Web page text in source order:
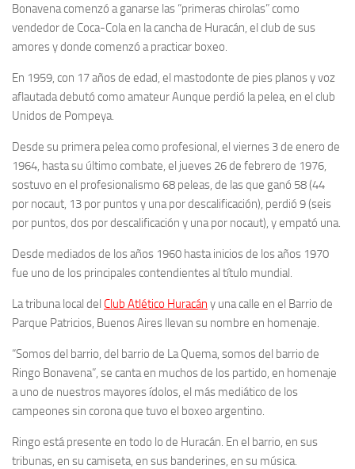
Bonavena comenzó a ganarse las “primeras chirolas” como
vendedor de Coca-Cola en la cancha de Huracán, el club de sus
amores y donde comenzó a practicar boxeo.
En 1959, con 17 años de edad, el mastodonte de pies planos y voz
aflautada debutó como amateur Aunque perdió la pelea, en el club
Unidos de Pompeya.
Desde su primera pelea como profesional, el viernes 3 de enero de
1964, hasta su último combate, el jueves 26 de febrero de 1976,
sostuvo en el profesionalismo 68 peleas, de las que ganó 58 (44
por nocaut, 13 por puntos y una por descalificación), perdió 9 (seis
por puntos, dos por descalificación y una por nocaut), y empató una.
Desde mediados de los años 1960 hasta inicios de los años 1970
fue uno de los principales contendientes al título mundial.
La tribuna local del Club Atlético Huracán y una calle en el Barrio de
Parque Patricios, Buenos Aires llevan su nombre en homenaje.
“Somos del barrio, del barrio de La Quema, somos del barrio de
Ringo Bonavena”, se canta en muchos de los partido, en homenaje
a uno de nuestros mayores ídolos, el más mediático de los
campeones sin corona que tuvo el boxeo argentino.
Ringo está presente en todo lo de Huracán. En el barrio, en sus
tribunas, en su camiseta, en sus banderines, en su música.